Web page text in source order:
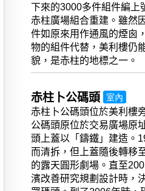
下來的3000多件組件編上
赤柱廣場組合重建。雖然
件如原來用作通風的煙囪
物的組件代替，美利樓仍
貌，是赤柱的地標之一。
赤柱卜公碼頭 室內
赤柱卜公碼頭位於美利樓
公碼頭原位於交易廣場原
頭上蓋以「鑄鐵」建造。
而清拆，但上蓋隨後轉移
的露天圓形劇場。直至
濱改善研究規劃設計時，